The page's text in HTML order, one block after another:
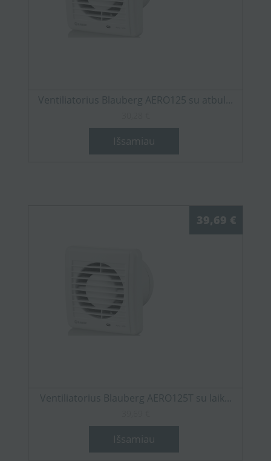
Ventiliatorius Blauberg AERO125 su atbul...
Išsamiau
39,69 €
Ventiliatorius Blauberg AERO125T su laik...
Išsamiau